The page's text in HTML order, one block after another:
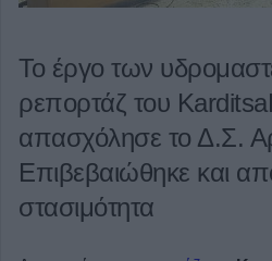
Το έργο των
ρεπορτάζ του
απασχόλησε το Δ.Σ.
Επιβεβαιώθηκε και
στασιμότητα